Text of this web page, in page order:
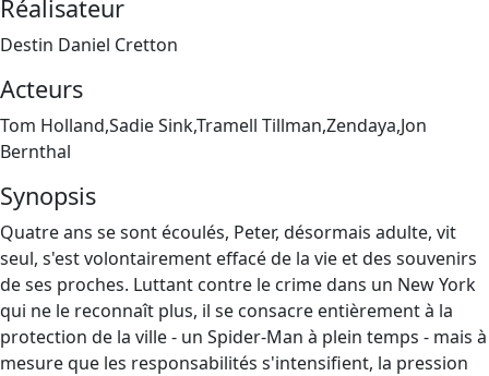
Réalisateur
Destin Daniel Cretton
Acteurs
Tom Holland,Sadie Sink,Tramell Tillman,Zendaya,Jon
Bernthal
Synopsis
Quatre ans se sont écoulés, Peter, désormais adulte, vit
seul, s'est volontairement effacé de la vie et des souvenirs
de ses proches. Luttant contre le crime dans un New York
qui ne le reconnaît plus, il se consacre entièrement à la
protection de la ville - un Spider-Man à plein temps - mais à
mesure que les responsabilités s'intensifient, la pression